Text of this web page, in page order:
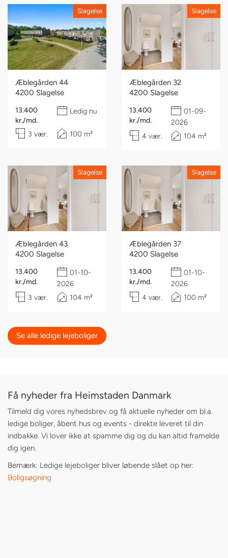
Slagelse
Æblegården 44
4200 Slagelse
13.400
kr./md.
Ledig nu
3 vær. 100 m²
Slagelse
Æblegården 32
4200 Slagelse
13.400
kr./md.
01-09-
2026
4 vær.
104 m²
Slagelse
Æblegården 43
4200 Slagelse
13.400
kr./md.
01-10-
2026
3 vær.
104 m²
Slagelse
Æblegården 37
4200 Slagelse
13.400
kr./md.
01-10-
2026
4 vær.
100 m²
Se alle ledige lejeboliger
Få nyheder fra Heimstaden Danmark
Tilmeld dig vores nyhedsbrev og få aktuelle nyheder om bl.a.
ledige boliger, åbent hus og events - direkte leveret til din
indbakke. Vi lover ikke at spamme dig og du kan altid framelde
dig igen.
Bemærk: Ledige lejeboliger bliver løbende slået op her:
Boligsøgning